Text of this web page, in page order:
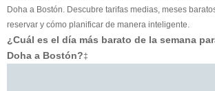
Doha a Bostón. Descubre tarifas medias, meses
reservar y cómo planificar de manera inteligente.
¿Cuál es el día más barato de la semana
Doha a Bostón?‡